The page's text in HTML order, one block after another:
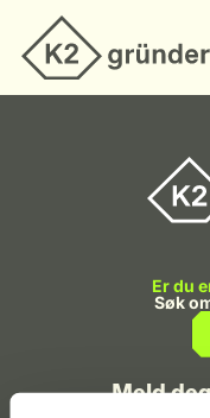
Er du
Søk
Meld